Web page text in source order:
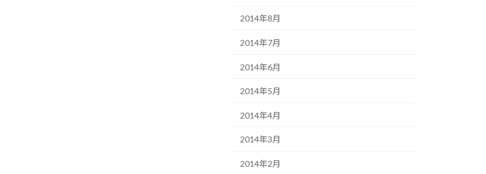
2014年8月
2014年7月
2014年6月
2014年5月
2014年4月
2014年3月
2014年2月